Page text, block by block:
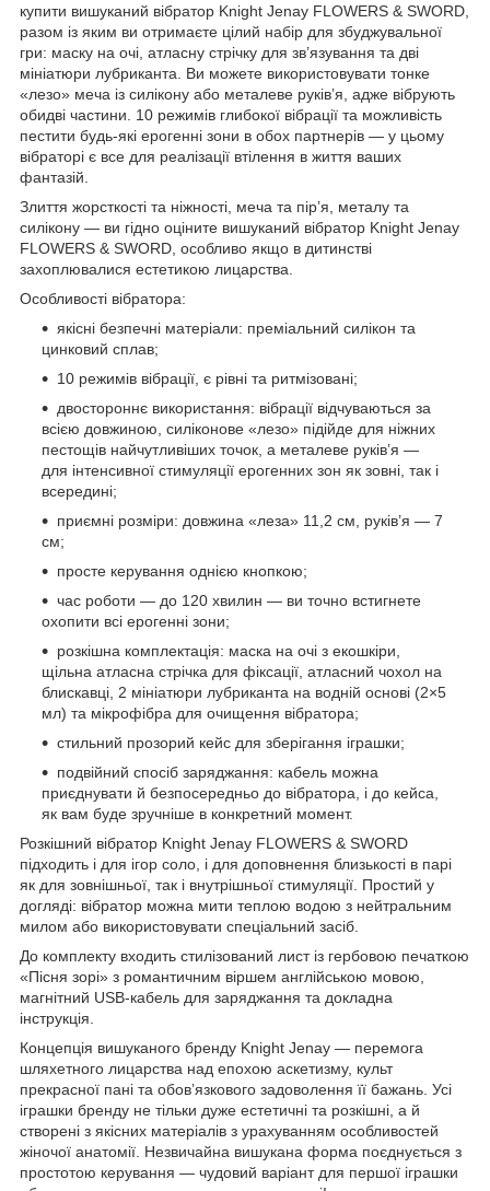
купити вишуканий вібратор Knight Jenay FLOWERS & SWORD,
разом із яким ви отримаєте цілий набір для збуджувальної
гри: маску на очі, атласну стрічку для зв’язування та дві
мініатюри лубриканта. Ви можете використовувати тонке
«лезо» меча із силікону або металеве руків’я, адже вібрують
обидві частини. 10 режимів глибокої вібрації та можливість
пестити будь-які ерогенні зони в обох партнерів — у цьому
вібраторі є все для реалізації втілення в життя ваших
фантазій.
Злиття жорсткості та ніжності, меча та пір’я, металу та
силікону — ви гідно оціните вишуканий вібратор Knight Jenay
FLOWERS & SWORD, особливо якщо в дитинстві
захоплювалися естетикою лицарства.
Особливості вібратора:
якісні безпечні матеріали: преміальний силікон та
цинковий сплав;
10 режимів вібрації, є рівні та ритмізовані;
двостороннє використання: вібрації відчуваються за
всією довжиною, силіконове «лезо» підійде для ніжних
пестощів найчутливіших точок, а металеве руків’я —
для інтенсивної стимуляції ерогенних зон як зовні, так і
всередині;
приємні розміри: довжина «леза» 11,2 см, руків’я — 7
см;
просте керування однією кнопкою;
час роботи — до 120 хвилин — ви точно встигнете
охопити всі ерогенні зони;
розкішна комплектація: маска на очі з екошкіри,
щільна атласна стрічка для фіксації, атласний чохол на
блискавці, 2 мініатюри лубриканта на водній основі (2×5
мл) та мікрофібра для очищення вібратора;
стильний прозорий кейс для зберігання іграшки;
подвійний спосіб заряджання: кабель можна
приєднувати й безпосередньо до вібратора, і до кейса,
як вам буде зручніше в конкретний момент.
Розкішний вібратор Knight Jenay FLOWERS & SWORD
підходить і для ігор соло, і для доповнення близькості в парі
як для зовнішньої, так і внутрішньої стимуляції. Простий у
догляді: вібратор можна мити теплою водою з нейтральним
милом або використовувати спеціальний засіб.
До комплекту входить стилізований лист із гербовою печаткою
«Пісня зорі» з романтичним віршем англійською мовою,
магнітний USB-кабель для заряджання та докладна
інструкція.
Концепція вишуканого бренду Knight Jenay — перемога
шляхетного лицарства над епохою аскетизму, культ
прекрасної пані та обов’язкового задоволення її бажань. Усі
іграшки бренду не тільки дуже естетичні та розкішні, а й
створені з якісних матеріалів з урахуванням особливостей
жіночої анатомії. Незвичайна вишукана форма поєднується з
простотою керування — чудовий варіант для першої іграшки